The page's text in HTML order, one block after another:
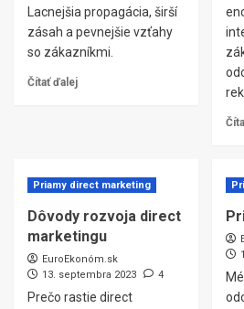
Lacnejšia propagácia, širší
zásah a pevnejšie vzťahy
so zákazníkmi.
Čítať ďalej
Priamy direct marketing
Dôvody rozvoja direct
marketingu
EuroEkonóm.sk
13. septembra 2023
4
Prečo rastie direct